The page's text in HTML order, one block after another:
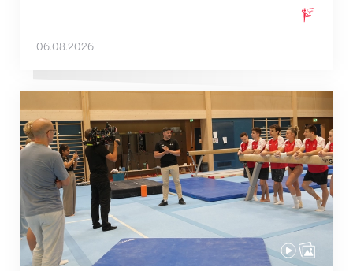
06.08.2026
Mit klaren Zielen nach Zagreb